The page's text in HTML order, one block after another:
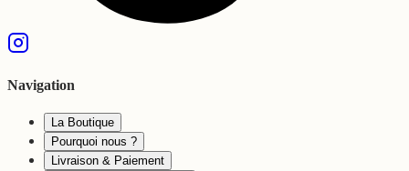
Navigation
La Boutique
Pourquoi nous ?
Livraison & Paiement